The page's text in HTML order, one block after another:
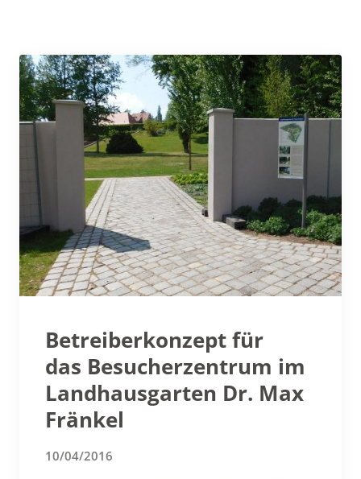
Betreiberkonzept für
das Besucherzentrum im
Landhausgarten Dr. Max
Fränkel
10/04/2016